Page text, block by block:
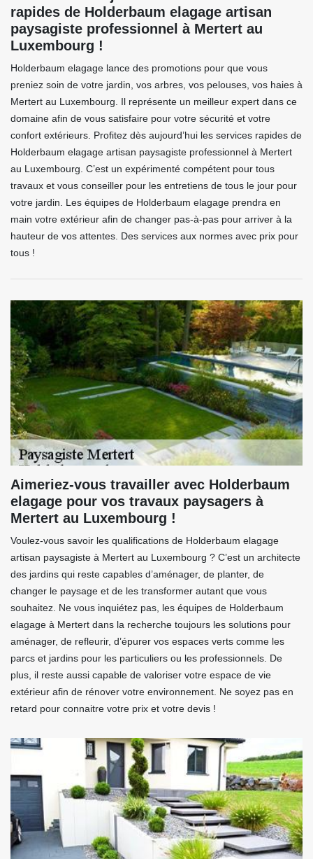
rapides de Holderbaum elagage artisan
paysagiste professionnel à Mertert au
Luxembourg !
Holderbaum elagage lance des promotions pour que vous
preniez soin de votre jardin, vos arbres, vos pelouses, vos haies à
Mertert au Luxembourg. Il représente un meilleur expert dans ce
domaine afin de vous satisfaire pour votre sécurité et votre
confort extérieurs. Profitez dès aujourd’hui les services rapides de
Holderbaum elagage artisan paysagiste professionnel à Mertert
au Luxembourg. C’est un expérimenté compétent pour tous
travaux et vous conseiller pour les entretiens de tous le jour pour
votre jardin. Les équipes de Holderbaum elagage prendra en
main votre extérieur afin de changer pas-à-pas pour arriver à la
hauteur de vos attentes. Des services aux normes avec prix pour
tous !
Aimeriez-vous travailler avec Holderbaum
elagage pour vos travaux paysagers à
Mertert au Luxembourg !
Voulez-vous savoir les qualifications de Holderbaum elagage
artisan paysagiste à Mertert au Luxembourg ? C’est un architecte
des jardins qui reste capables d’aménager, de planter, de
changer le paysage et de les transformer autant que vous
souhaitez. Ne vous inquiétez pas, les équipes de Holderbaum
elagage à Mertert dans la recherche toujours les solutions pour
aménager, de refleurir, d’épurer vos espaces verts comme les
parcs et jardins pour les particuliers ou les professionnels. De
plus, il reste aussi capable de valoriser votre espace de vie
extérieur afin de rénover votre environnement. Ne soyez pas en
retard pour connaitre votre prix et votre devis !